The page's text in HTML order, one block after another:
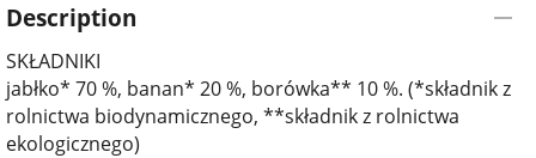
Description
SKŁADNIKI
jabłko* 70 %, banan* 20 %, borówka** 10 %. (*składnik z
rolnictwa biodynamicznego, **składnik z rolnictwa
ekologicznego)